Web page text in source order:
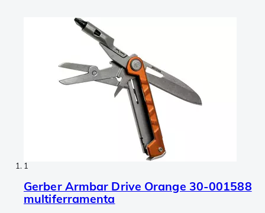
1
Gerber Armbar Drive Orange 30-001588
multiferramenta